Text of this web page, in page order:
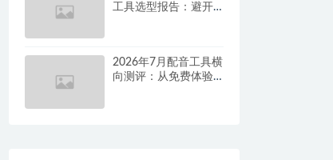
工具选型报告：避开
2026年7月配音工具横
向测评：从免费体验